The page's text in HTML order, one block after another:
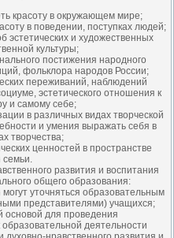
красоту в окружающем мире;
в поведении, поступках людей;
и художественных
культуры;
постижения народного
фольклора народов России;
переживаний, наблюдений
эстетического отношения к
и самому себе;
в различных видах творческой
и умения выражать себя в
творчества;
ценностей в пространстве
развития и воспитания
общего образования:
уточняться образовательным
представителями) учащихся;
основой для проведения
деятельности